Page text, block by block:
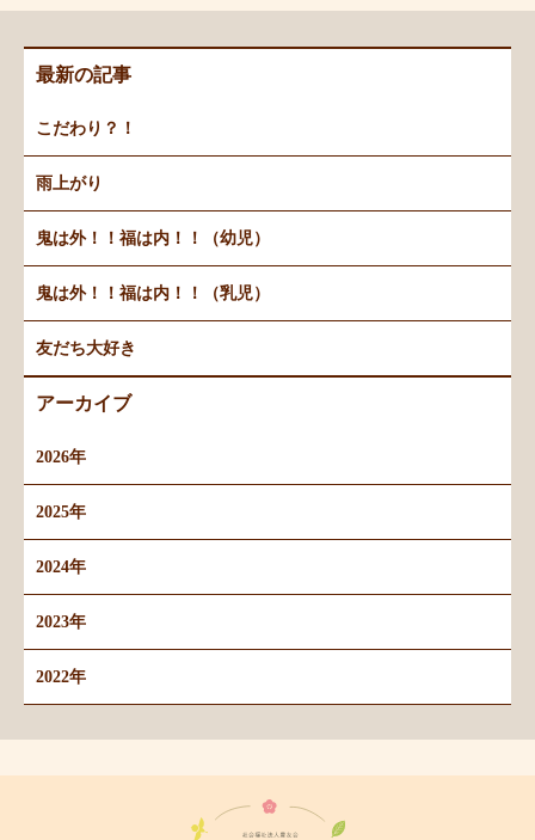
最新の記事
こだわり？！
雨上がり
鬼は外！！福は内！！（幼児）
鬼は外！！福は内！！（乳児）
友だち大好き
アーカイブ
2026年
2025年
2024年
2023年
2022年